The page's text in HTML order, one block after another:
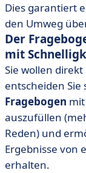
Dies garantiert
den Umweg
Der
mit
Sie wollen
entscheiden Sie
Fragebogen
auszufüllen
Reden) und
Ergebnisse von
erhalten.